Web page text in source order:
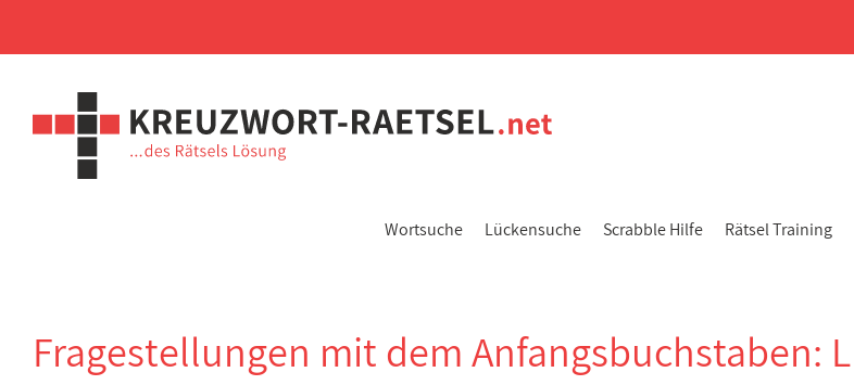
Wortsuche Lückensuche Scrabble Hilfe Rätsel Training
Fragestellungen mit dem Anfangsbuchstaben: L